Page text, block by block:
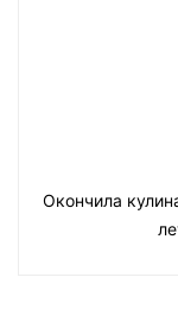
Окончила